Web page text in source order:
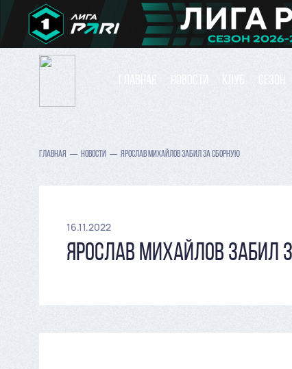
ГЛАВНАЯ НОВОСТИ КЛУБ СЕЗОН
ГЛАВНАЯ НОВОСТИ ЯРОСЛАВ МИХАЙЛОВ ЗАБИЛ ЗА СБОРНУЮ
16.11.2022
ЯРОСЛАВ МИХАЙЛОВ ЗАБИЛ